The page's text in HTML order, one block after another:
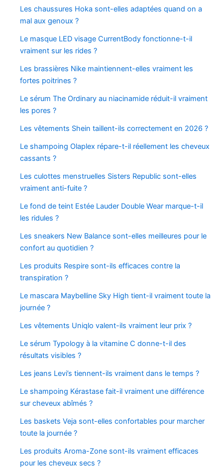
Les chaussures Hoka sont-elles adaptées quand on a
mal aux genoux ?
Le masque LED visage CurrentBody fonctionne-t-il
vraiment sur les rides ?
Les brassières Nike maintiennent-elles vraiment les
fortes poitrines ?
Le sérum The Ordinary au niacinamide réduit-il vraiment
les pores ?
Les vêtements Shein taillent-ils correctement en 2026 ?
Le shampoing Olaplex répare-t-il réellement les cheveux
cassants ?
Les culottes menstruelles Sisters Republic sont-elles
vraiment anti-fuite ?
Le fond de teint Estée Lauder Double Wear marque-t-il
les ridules ?
Les sneakers New Balance sont-elles meilleures pour le
confort au quotidien ?
Les produits Respire sont-ils efficaces contre la
transpiration ?
Le mascara Maybelline Sky High tient-il vraiment toute la
journée ?
Les vêtements Uniqlo valent-ils vraiment leur prix ?
Le sérum Typology à la vitamine C donne-t-il des
résultats visibles ?
Les jeans Levi’s tiennent-ils vraiment dans le temps ?
Le shampoing Kérastase fait-il vraiment une différence
sur cheveux abîmés ?
Les baskets Veja sont-elles confortables pour marcher
toute la journée ?
Les produits Aroma-Zone sont-ils vraiment efficaces
pour les cheveux secs ?